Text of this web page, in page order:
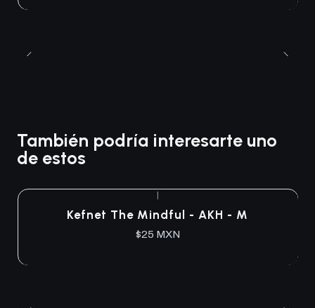
También podría interesarte uno
de estos
Kefnet The Mindful - AKH - M
$25 MXN